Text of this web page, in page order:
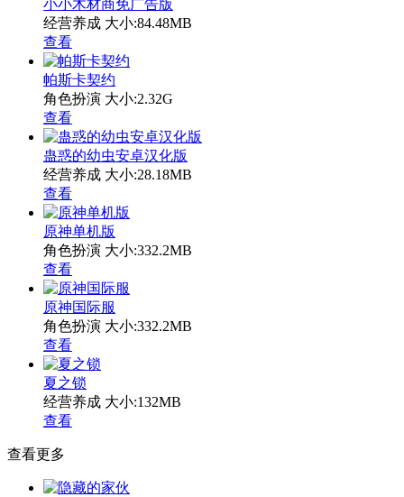
小小木材商免广告版
经营养成 大小:84.48MB
查看
帕斯卡契约
角色扮演 大小:2.32G
查看
蛊惑的幼虫安卓汉化版
经营养成 大小:28.18MB
查看
原神单机版
角色扮演 大小:332.2MB
查看
原神国际服
角色扮演 大小:332.2MB
查看
夏之锁
经营养成 大小:132MB
查看
查看更多